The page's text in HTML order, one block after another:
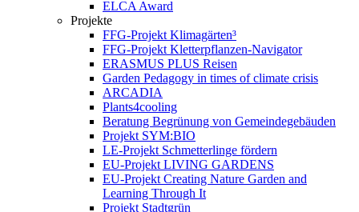
ELCA Award
Projekte
FFG-Projekt Klimagärten³
FFG-Projekt Kletterpflanzen-Navigator
ERASMUS PLUS Reisen
Garden Pedagogy in times of climate crisis
ARCADIA
Plants4cooling
Beratung Begrünung von Gemeindegebäuden
Projekt SYM:BIO
LE-Projekt Schmetterlinge fördern
EU-Projekt LIVING GARDENS
EU-Projekt Creating Nature Garden and
Learning Through It
Projekt Stadtgrün